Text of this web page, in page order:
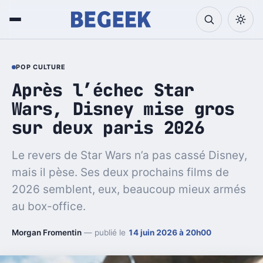
POP CULTURE
Après l’échec Star
Wars, Disney mise gros
sur deux paris 2026
Le revers de Star Wars n’a pas cassé Disney,
mais il pèse. Ses deux prochains films de
2026 semblent, eux, beaucoup mieux armés
au box-office.
Morgan Fromentin — publié le 14 juin 2026 à 20h00